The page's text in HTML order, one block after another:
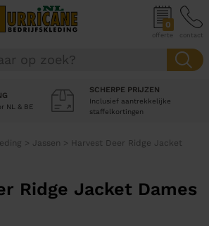
0
offerte contact
NL & BE
SCHERPE PRIJZEN
Inclusief aantrekkelijke
staffelkortingen
> Jassen >
Harvest Deer Ridge Jacket
Ridge Jacket Dames